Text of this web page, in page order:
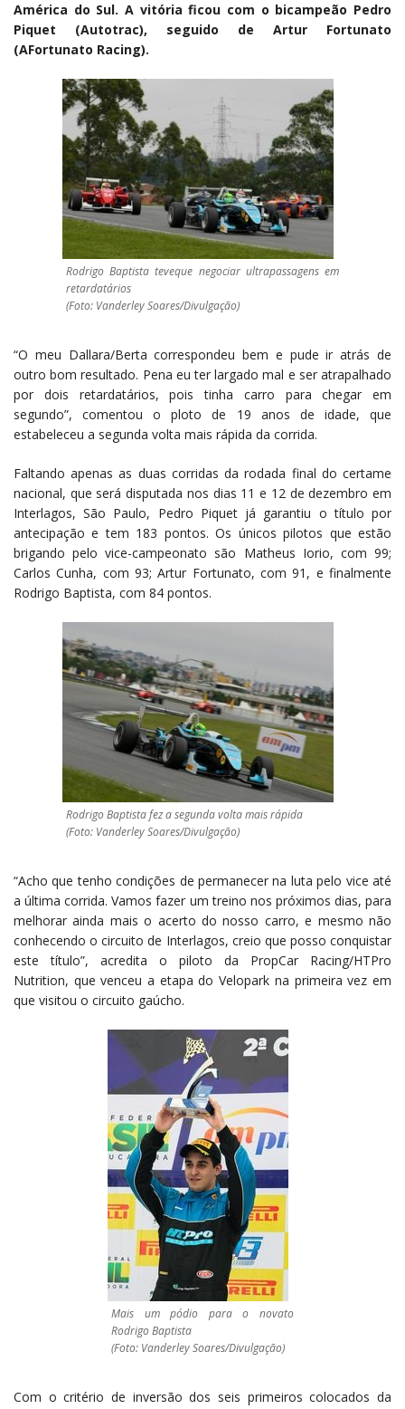
América do Sul. A vitória ficou com o bicampeão Pedro
Piquet (Autotrac), seguido de Artur Fortunato
(AFortunato Racing).
Rodrigo Baptista teveque negociar ultrapassagens em
retardatários
(Foto: Vanderley Soares/Divulgação)
“O meu Dallara/Berta correspondeu bem e pude ir atrás de
outro bom resultado. Pena eu ter largado mal e ser atrapalhado
por dois retardatários, pois tinha carro para chegar em
segundo”, comentou o ploto de 19 anos de idade, que
estabeleceu a segunda volta mais rápida da corrida.
Faltando apenas as duas corridas da rodada final do certame
nacional, que será disputada nos dias 11 e 12 de dezembro em
Interlagos, São Paulo, Pedro Piquet já garantiu o título por
antecipação e tem 183 pontos. Os únicos pilotos que estão
brigando pelo vice-campeonato são Matheus Iorio, com 99;
Carlos Cunha, com 93; Artur Fortunato, com 91, e finalmente
Rodrigo Baptista, com 84 pontos.
Rodrigo Baptista fez a segunda volta mais rápida
(Foto: Vanderley Soares/Divulgação)
“Acho que tenho condições de permanecer na luta pelo vice até
a última corrida. Vamos fazer um treino nos próximos dias, para
melhorar ainda mais o acerto do nosso carro, e mesmo não
conhecendo o circuito de Interlagos, creio que posso conquistar
este título”, acredita o piloto da PropCar Racing/HTPro
Nutrition, que venceu a etapa do Velopark na primeira vez em
que visitou o circuito gaúcho.
Mais um pódio para o novato
Rodrigo Baptista
(Foto: Vanderley Soares/Divulgação)
Com o critério de inversão dos seis primeiros colocados da